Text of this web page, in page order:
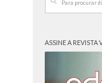
ASSINE A REVISTA